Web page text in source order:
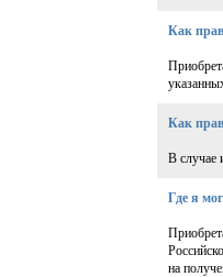
Как
Как
В случае
Где я
на